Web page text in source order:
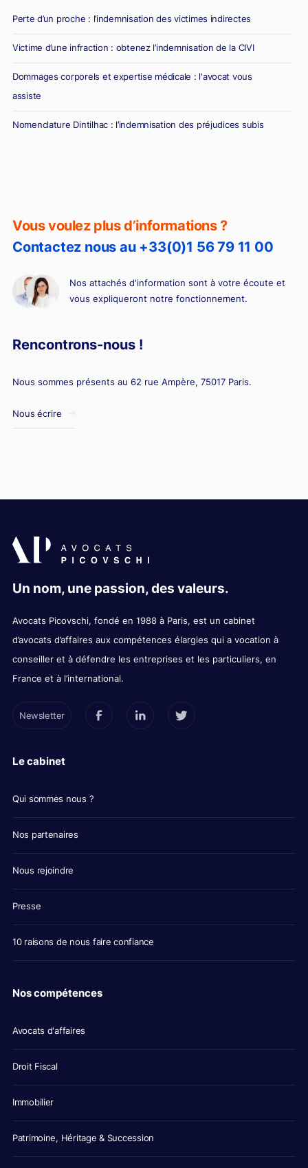
Vous voulez plus d’informations ?
Contactez nous au +33(0)1 56 79 11 00
Nos attachés d'information sont à votre écoute et
vous expliqueront notre fonctionnement.
Rencontrons-nous !
Nous sommes présents au 62 rue Ampère, 75017 Paris.
Nous écrire
Perte d’un proche : l’indemnisation des victimes indirectes
Victime d’une infraction : obtenez l’indemnisation de la CIVI
Dommages corporels et expertise médicale : l'avocat vous
assiste
Nomenclature Dintilhac : l’indemnisation des préjudices subis
Un nom, une passion, des valeurs.
Avocats Picovschi, fondé en 1988 à Paris, est un cabinet
d’avocats d’affaires aux compétences élargies qui a vocation à
conseiller et à défendre les entreprises et les particuliers, en
France et à l’international.
Newsletter
Le cabinet
Qui sommes nous ?
Nos partenaires
Nous rejoindre
Presse
10 raisons de nous faire confiance
Nos compétences
Avocats d'affaires
Droit Fiscal
Immobilier
Patrimoine, Héritage & Succession